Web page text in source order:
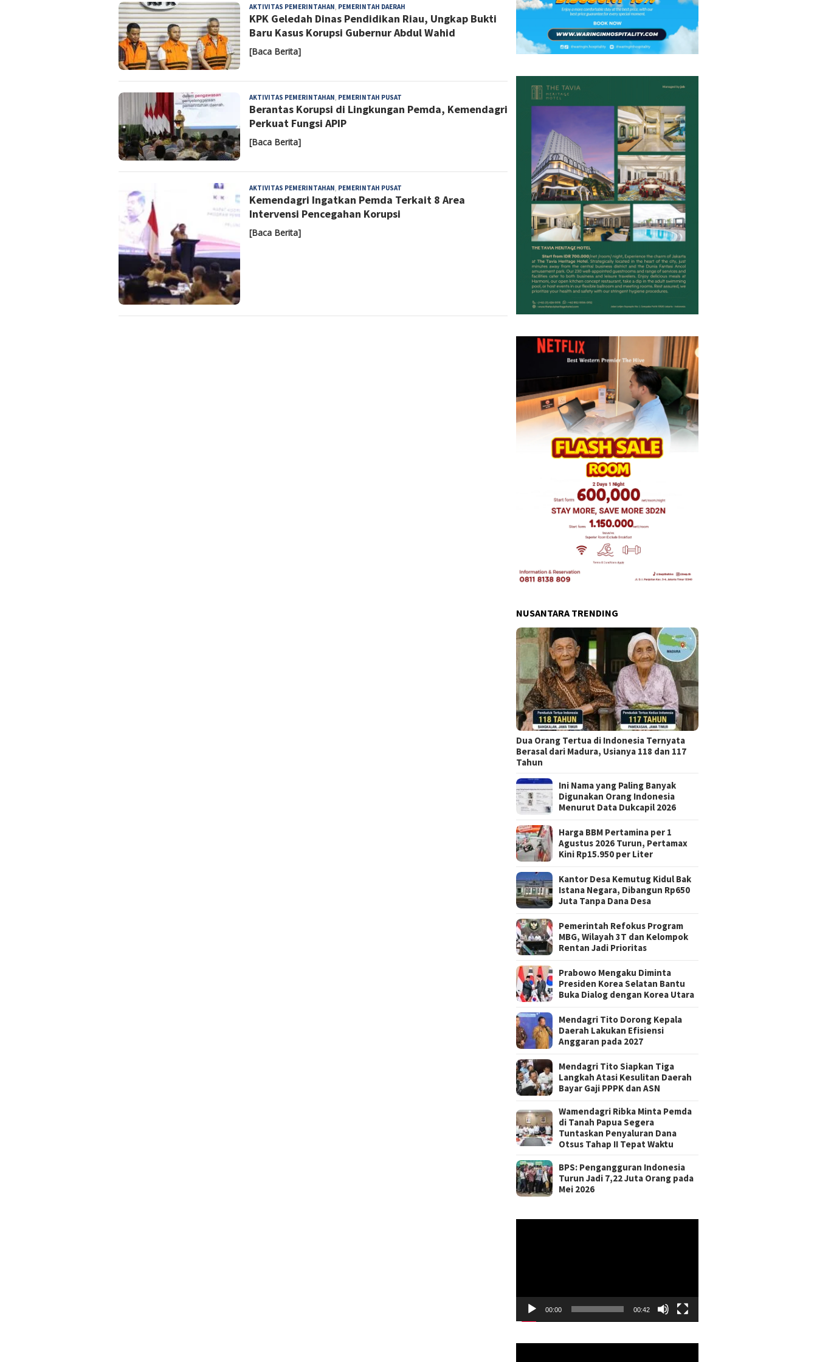
AKTIVITAS PEMERINTAHAN, PEMERINTAH DAERAH
Noviyanti
KPK Geledah Dinas Pendidikan Riau, Ungkap Bukti
Baru Kasus Korupsi Gubernur Abdul Wahid
[Baca Berita]
AKTIVITAS PEMERINTAHAN, PEMERINTAH PUSAT
Berantas Korupsi di Lingkungan Pemda, Kemendagri
Perkuat Fungsi APIP
[Baca Berita]
AKTIVITAS PEMERINTAHAN, PEMERINTAH PUSAT
Kemendagri Ingatkan Pemda Terkait 8 Area
Intervensi Pencegahan Korupsi
[Baca Berita]
NUSANTARA TRENDING
Dua Orang Tertua di Indonesia Ternyata
Berasal dari Madura, Usianya 118 dan 117
Tahun
Ini Nama yang Paling Banyak
Digunakan Orang Indonesia
Menurut Data Dukcapil 2026
Harga BBM Pertamina per 1
Agustus 2026 Turun, Pertamax
Kini Rp15.950 per Liter
Kantor Desa Kemutug Kidul Bak
Istana Negara, Dibangun Rp650
Juta Tanpa Dana Desa
Pemerintah Refokus Program
MBG, Wilayah 3T dan Kelompok
Rentan Jadi Prioritas
Prabowo Mengaku Diminta
Presiden Korea Selatan Bantu
Buka Dialog dengan Korea Utara
Mendagri Tito Dorong Kepala
Daerah Lakukan Efisiensi
Anggaran pada 2027
Mendagri Tito Siapkan Tiga
Langkah Atasi Kesulitan Daerah
Bayar Gaji PPPK dan ASN
Wamendagri Ribka Minta Pemda
di Tanah Papua Segera
Tuntaskan Penyaluran Dana
Otsus Tahap II Tepat Waktu
BPS: Pengangguran Indonesia
Turun Jadi 7,22 Juta Orang pada
Mei 2026
00:00 00:42